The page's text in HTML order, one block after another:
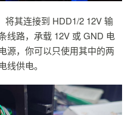
将其连接到 HDD1/2 12V 输
线路，承载 12V 或 GND 电
源，你可以只使用其中的两
线供电。